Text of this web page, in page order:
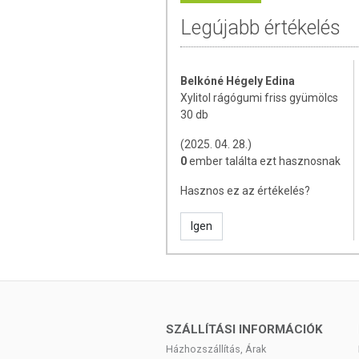
szaporodásuk. Ennek
esélye is. Az nemzetközi
napi az 3x rágtak az 100%-os
A termék nem helyettesíti a
termék nem gyógyít betegségeket! A
Betegség esetén használatát
mennyiséget ne lépje túl! Ne szedje
allergiás! Kisgyermektől elzárva
Legújabb értékelés
Belkóné Hégely Edina
Xylitol rágógumi friss gyümölcs
30 db
(2025. 04. 28.)
0ember találta ezt hasznosnak
Hasznos ez az értékelés?
Igen
SZÁLLÍTÁSI INFORMÁCIÓK
Házhozszállítás, Árak